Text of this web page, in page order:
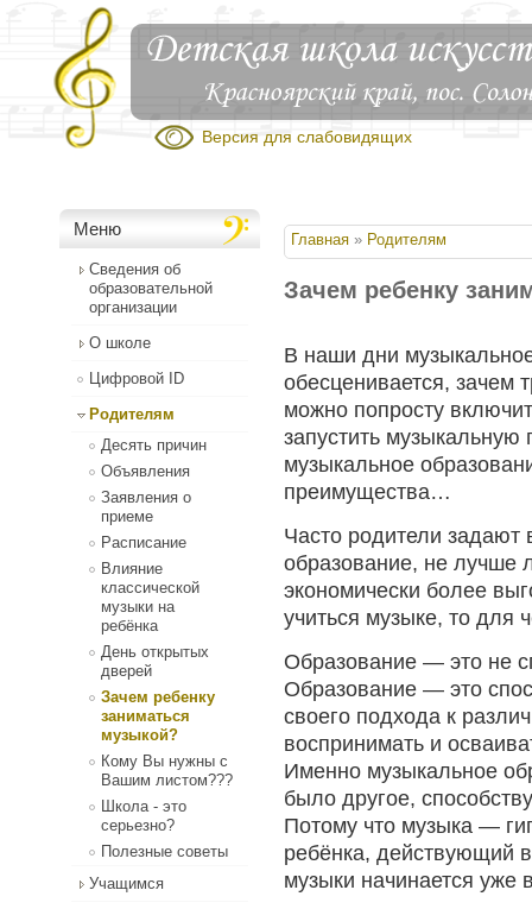
Версия для слабовидящих
Меню
Сведения об
образовательной
организации
О школе
Цифровой ID
Родителям
Десять причин
Объявления
Заявления о
приеме
Расписание
Влияние
классической
музыки на
ребёнка
День открытых
дверей
Зачем ребенку
заниматься
музыкой?
Кому Вы нужны с
Вашим листом???
Школа - это
серьезно?
Полезные советы
Учащимся
Вы здесь
Главная» Родителям
Зачем ребенку
В наши дни
обесценивается, зачем
можно попросту
запустить
музыкальное
преимущества…
Часто родители
образование, не лучше
экономически более
учиться музыке, то для
Образование — это не
Образование — это
своего подхода к
воспринимать и
Именно музыкальное
было другое,
Потому что музыка —
ребёнка, действующий
музыки начинается уже